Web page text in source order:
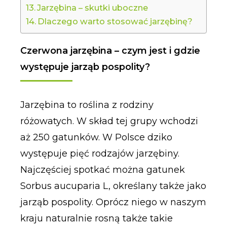
Jarzębina – skutki uboczne
Dlaczego warto stosować jarzębinę?
Czerwona jarzębina – czym jest i gdzie
występuje jarząb pospolity?
Jarzębina to roślina z rodziny
różowatych. W skład tej grupy wchodzi
aż 250 gatunków. W Polsce dziko
występuje pięć rodzajów jarzębiny.
Najczęściej spotkać można gatunek
Sorbus aucuparia L, określany także jako
jarząb pospolity. Oprócz niego w naszym
kraju naturalnie rosną także takie